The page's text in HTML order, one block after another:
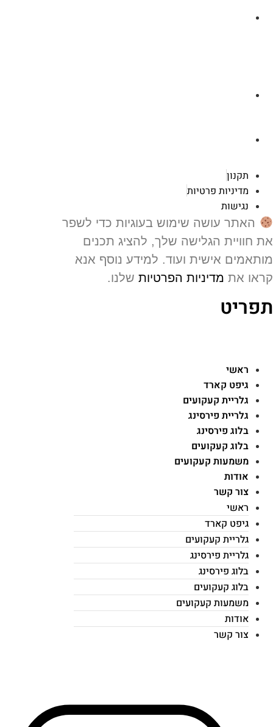
תקנון
מדיניות פרטיות
נגישות
האתר עושה שימוש בעוגיות כדי לשפר
חוויית הגלישה שלך, להציג תכנים
אישית ועוד. למידע נוסף אנא
אתמדיניות הפרטיותשלנו.
ראשי
גיפט קארד
גלריית קעקועים
גלריית פירסינג
בלוג פירסינג
בלוג קעקועים
משמעות קעקועים
אודות
צור קשר
ראשי
גיפט קארד
גלריית קעקועים
גלריית פירסינג
בלוג פירסינג
בלוג קעקועים
משמעות קעקועים
אודות
צור קשר